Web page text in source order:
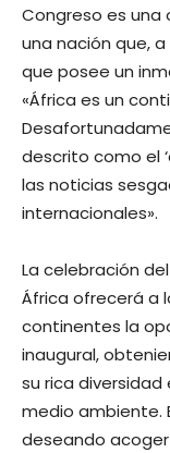
Congreso es una
una nación que,
que posee un
«África es un
descrito como el
las noticias
internacionales».
La celebración
África ofrecerá a
continentes la
inaugural,
su rica
medio ambiente.
deseando